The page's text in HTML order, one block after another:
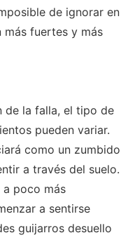
de ignorar en
más fuertes y más
de la falla, el tipo de
pueden variar.
como un zumbido
a través del suelo.
poco más
a sentirse
guijarros desuello